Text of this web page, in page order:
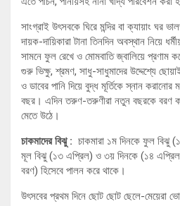
সাংগ্রাই উৎসবকে ঘিরে মন্দির বা ক্যায়াং ঘর
দায়ক-দায়িকারা টানা তিনদিন অবস্থান নিয়ে
সামনে ফুল রেখে ও মোমবাতি জ্বালিয়ে প্রণাম
গুরু ভিক্ষু, শ্রমণ, সাধু-সাধুমাদের উদ্দেশ্যে
ও ডাবের পানি দিয়ে বুদ্ধ মূর্তিকে স্নান
বছর। এদিন তরুণ-তরুণীরা নতুন বছরকে বরণ
মেতে উঠে।
চাকমাদের বিঝু : চাকমারা ১ম দিনকে ফুল বিঝু
মূল বিঝু (১৩ এপ্রিল) ও ৩য় দিনকে (১৪
বরণ) হিসেবে পালন করে থাকে।
উৎসবের প্রথম দিনে ছোট ছোট ছেলে-মেয়েরা